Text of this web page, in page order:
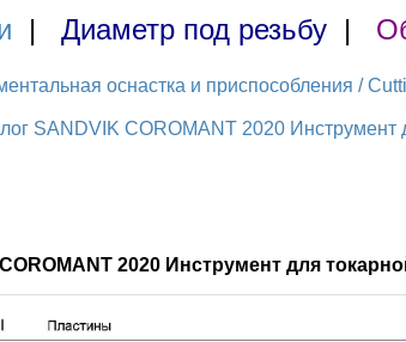
| Диаметр под резьбу |
оснастка и приспособления /
SANDVIK COROMANT 2020 Инструмент
2020 Инструмент для